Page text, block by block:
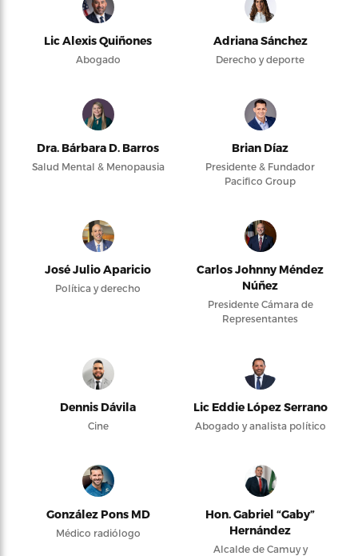
Lic Alexis Quiñones
Abogado
Adriana Sánchez
Derecho y deporte
Dra. Bárbara D. Barros
Salud Mental & Menopausia
Brian Díaz
Presidente & Fundador
Pacifico Group
José Julio Aparicio
Política y derecho
Carlos Johnny Méndez
Núñez
Presidente Cámara de
Representantes
Dennis Dávila
Cine
Lic Eddie López Serrano
Abogado y analista político
González Pons MD
Médico radiólogo
Hon. Gabriel “Gaby”
Hernández
Alcalde de Camuy y